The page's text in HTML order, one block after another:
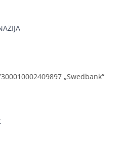
„Swedbank“